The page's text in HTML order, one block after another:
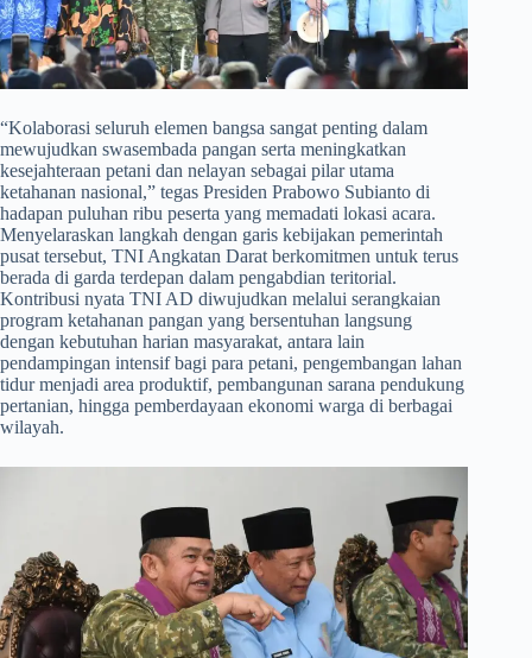
​“Kolaborasi seluruh elemen bangsa sangat penting dalam
mewujudkan swasembada pangan serta meningkatkan
kesejahteraan petani dan nelayan sebagai pilar utama
ketahanan nasional,” tegas Presiden Prabowo Subianto di
hadapan puluhan ribu peserta yang memadati lokasi acara.
Menyelaraskan langkah dengan garis kebijakan pemerintah
pusat tersebut, TNI Angkatan Darat berkomitmen untuk terus
berada di garda terdepan dalam pengabdian teritorial.
Kontribusi nyata TNI AD diwujudkan melalui serangkaian
program ketahanan pangan yang bersentuhan langsung
dengan kebutuhan harian masyarakat, antara lain
pendampingan intensif bagi para petani, pengembangan lahan
tidur menjadi area produktif, pembangunan sarana pendukung
pertanian, hingga pemberdayaan ekonomi warga di berbagai
wilayah.